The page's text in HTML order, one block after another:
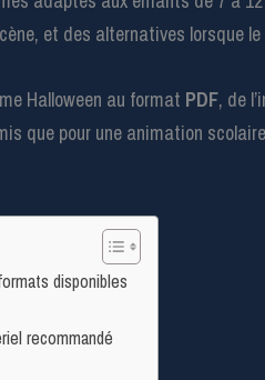
et des alternatives lorsque
Halloween au format PDF, de
que pour une animation
disponibles
recommandé